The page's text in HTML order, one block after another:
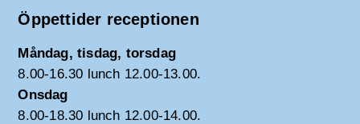
Öppettider receptionen
Måndag, tisdag, torsdag
8.00-16.30 lunch 12.00-13.00.
Onsdag
8.00-18.30 lunch 12.00-14.00.